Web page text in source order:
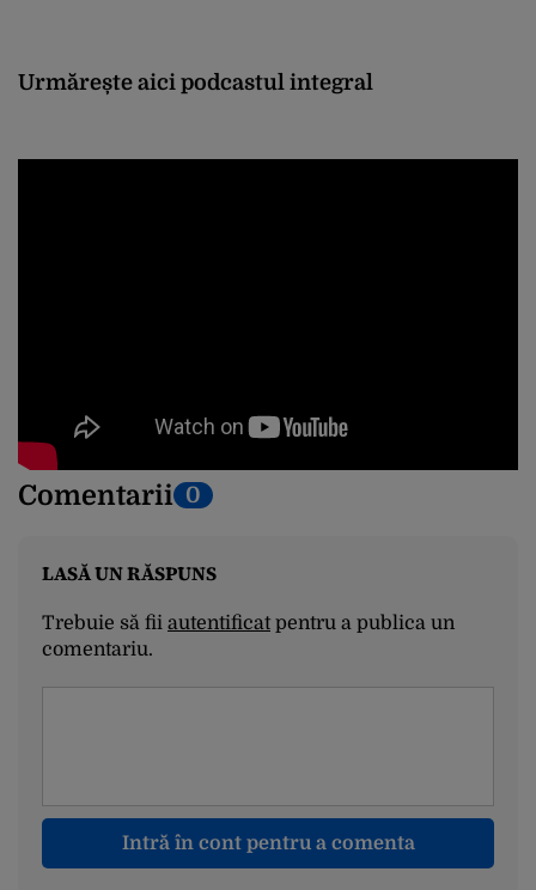
Urmărește aici podcastul integral
Comentarii 0
LASĂ UN RĂSPUNS
Trebuie să fii autentificatpentru a publica un
comentariu.
Intră în cont pentru a comenta